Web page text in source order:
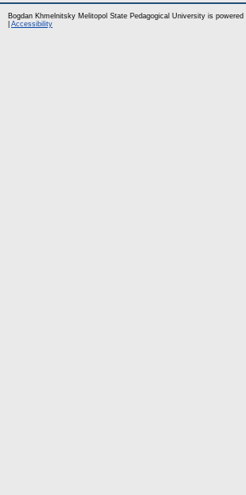
Bogdan Khmelnitsky Melitopol State Pedagogical University is powered
Accessibility